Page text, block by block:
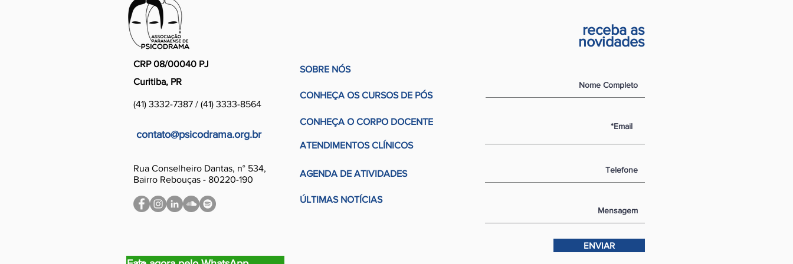
CRP 08/00040 PJ
Curitiba, PR
(41) 3332-7387 / (41) 3333-8564
contato@psicodrama.org.br
Rua Conselheiro Dantas, n° 534,
Bairro Rebouças - 80220-190
SOBRE NÓS
CONHEÇA OS CURSOS DE PÓS
CONHEÇA O CORPO DOCENTE
ATENDIMENTOS CLÍNICOS
AGENDA DE ATIVIDADES
ÚLTIMAS NOTÍCIAS
receba as
novidades
ENVIAR